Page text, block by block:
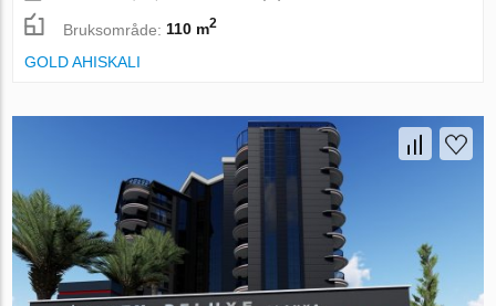
Bruksområde:110 m2
GOLD AHISKALI